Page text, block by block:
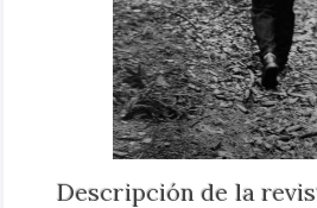
Descripción de la